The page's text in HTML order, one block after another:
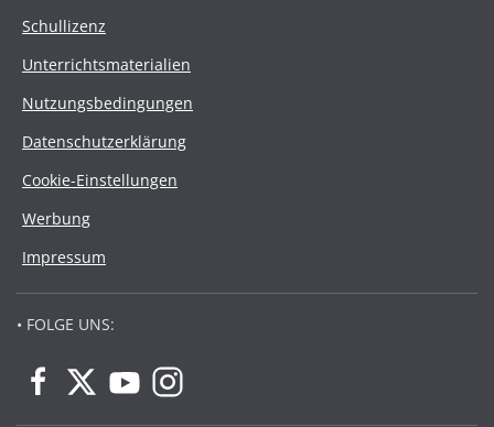
Schullizenz
Unterrichtsmaterialien
Nutzungsbedingungen
Datenschutzerklärung
Cookie-Einstellungen
Werbung
Impressum
• FOLGE UNS: